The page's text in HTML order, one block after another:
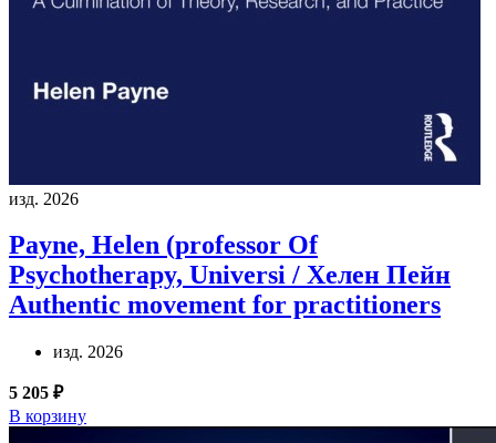
изд. 2026
Payne, Helen (professor Of
Psychotherapy, Universi / Хелен Пейн
Authentic movement for practitioners
изд. 2026
5 205 ₽
В корзину